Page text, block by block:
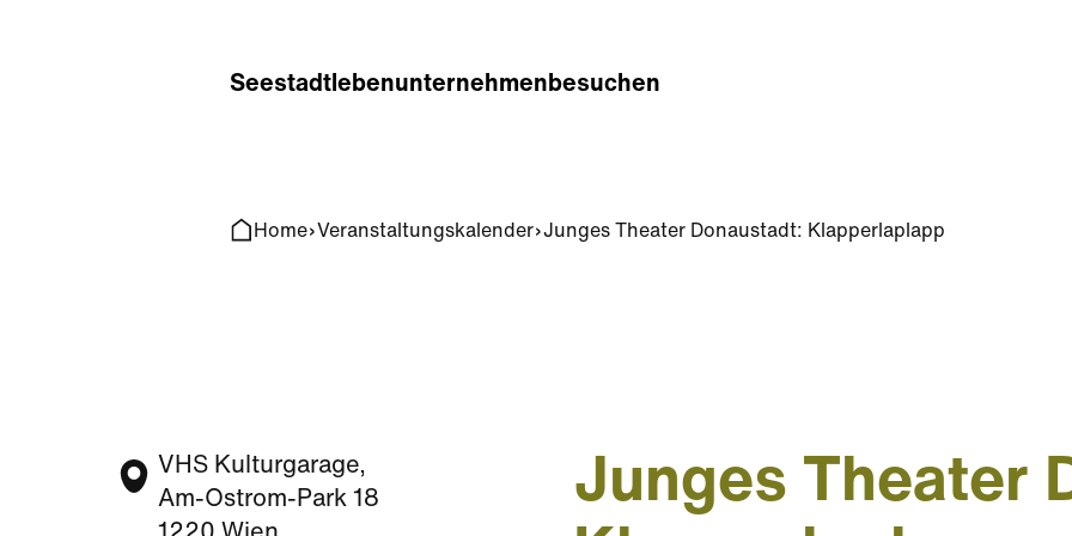
Seestadtlebenunternehmenbesuchen
Home Veranstaltungskalender Junges Theater Donaustadt: Klapperlaplapp
VHS Kulturgarage,
Am-Ostrom-Park 18
Junges Theater